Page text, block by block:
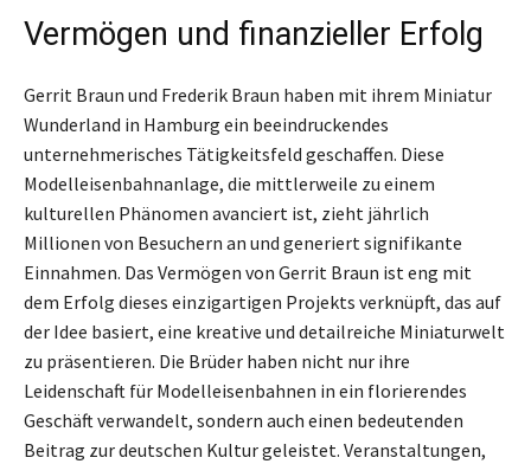
Vermögen und finanzieller Erfolg
Gerrit Braun und Frederik Braun haben mit ihrem Miniatur
Wunderland in Hamburg ein beeindruckendes
unternehmerisches Tätigkeitsfeld geschaffen. Diese
Modelleisenbahnanlage, die mittlerweile zu einem
kulturellen Phänomen avanciert ist, zieht jährlich
Millionen von Besuchern an und generiert signifikante
Einnahmen. Das Vermögen von Gerrit Braun ist eng mit
dem Erfolg dieses einzigartigen Projekts verknüpft, das auf
der Idee basiert, eine kreative und detailreiche Miniaturwelt
zu präsentieren. Die Brüder haben nicht nur ihre
Leidenschaft für Modelleisenbahnen in ein florierendes
Geschäft verwandelt, sondern auch einen bedeutenden
Beitrag zur deutschen Kultur geleistet. Veranstaltungen,